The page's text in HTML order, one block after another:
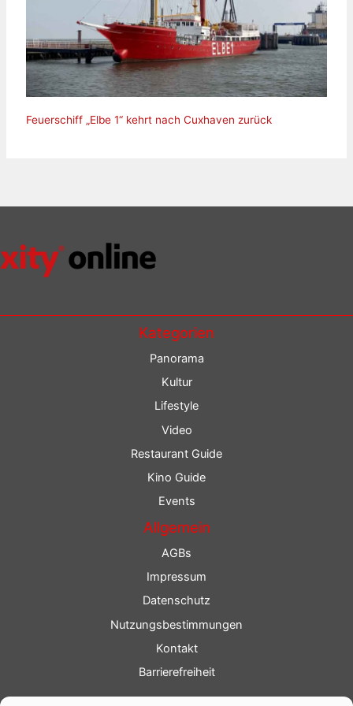
Feuerschiff „Elbe 1“ kehrt nach Cuxhaven zurück
Kategorien
Panorama
Kultur
Lifestyle
Video
Restaurant Guide
Kino Guide
Events
Allgemein
AGBs
Impressum
Datenschutz
Nutzungsbestimmungen
Kontakt
Barrierefreiheit